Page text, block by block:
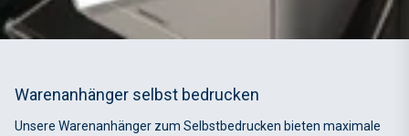
Warenanhänger selbst bedrucken
Unsere Warenanhänger zum Selbstbedrucken bieten maximale